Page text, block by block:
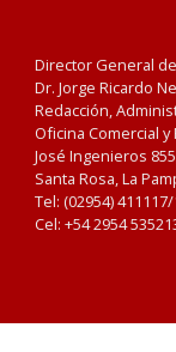
Director General
Dr. Jorge Ricardo
Redacción,
Oficina Comercial
José Ingenieros
Santa Rosa, La
Tel: (02954)
Cel: +54 2954